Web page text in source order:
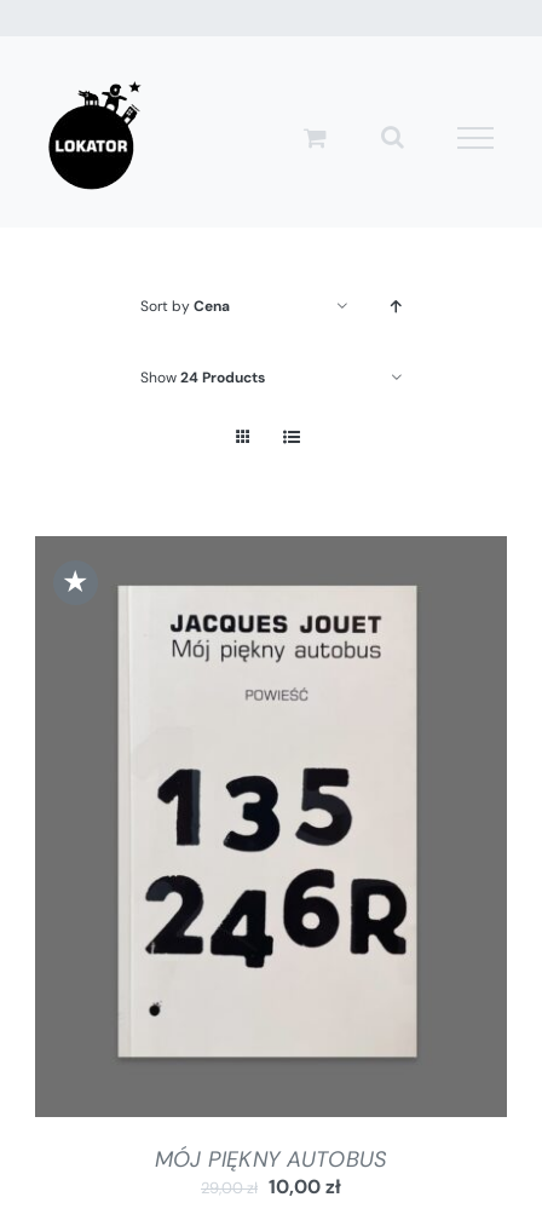
zawartości
Sort byCena
Show24 Products
★
DODAJ DO KOSZYKA / SZCZEGÓŁY
MÓJ PIĘKNY AUTOBUS
29,00zł 10,00zł